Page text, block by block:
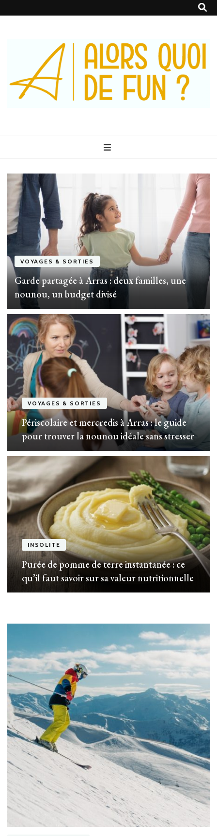
Fun ?
VOYAGES & SORTIES
Garde partagée à Arras : deux familles, une
nounou, un budget divisé
VOYAGES & SORTIES
Périscolaire et mercredis à Arras : le guide
pour trouver la nounou idéale sans stresser
INSOLITE
Purée de pomme de terre instantanée : ce
qu’il faut savoir sur sa valeur nutritionnelle